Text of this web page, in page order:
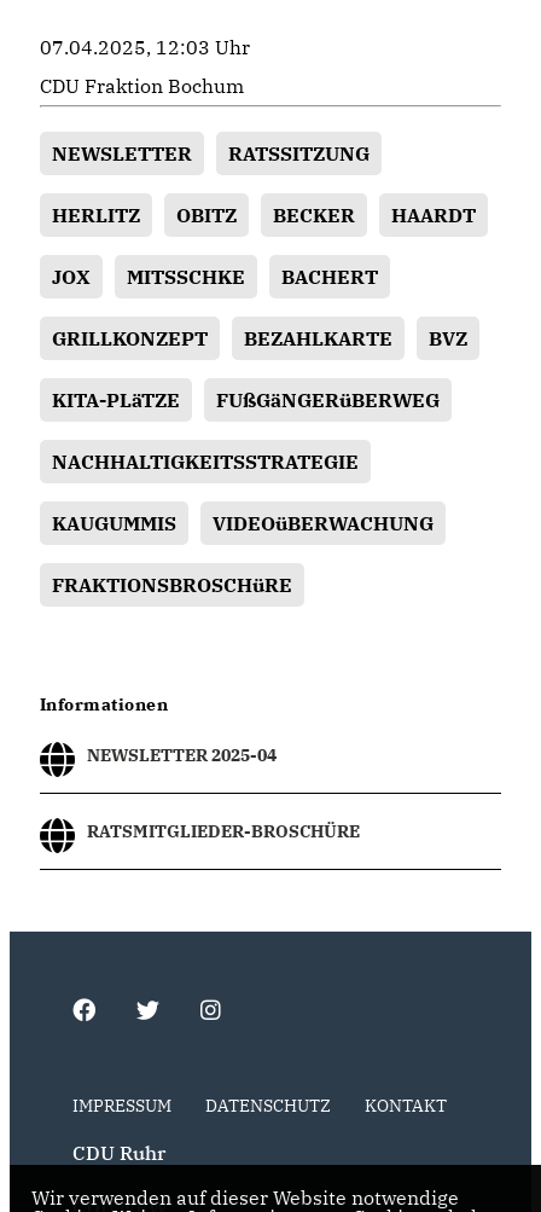
07.04.2025, 12:03 Uhr
CDU Fraktion Bochum
NEWSLETTER RATSSITZUNG
HERLITZ OBITZ BECKER HAARDT
JOX MITSSCHKE BACHERT
GRILLKONZEPT BEZAHLKARTE BVZ
KITA-PLäTZE FUßGäNGERüBERWEG
NACHHALTIGKEITSSTRATEGIE
KAUGUMMIS VIDEOüBERWACHUNG
FRAKTIONSBROSCHüRE
Informationen
NEWSLETTER 2025-04
RATSMITGLIEDER-BROSCHÜRE
IMPRESSUM DATENSCHUTZ KONTAKT
CDU Ruhr
CDU NRW
Wir verwenden auf dieser Website notwendige